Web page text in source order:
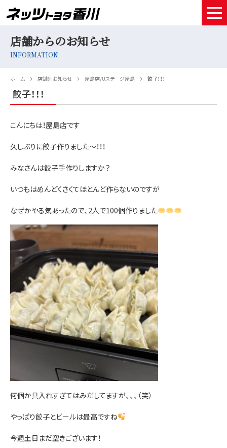
お得なお支払い
採用情報
お問い合わせ
店舗からのお知らせ
INFORMATION
ホーム 店舗別お知らせ 屋島店/Uステージ屋島 餃子！！！
餃子！！！
こんにちは！屋島店です
久しぶりに餃子作りました～！！！
みなさんは餃子手作りしますか？
いつもはめんどくさくてほとんど作らないのですが
なぜかやる気あったので、2人で100個作りました
何個か具入れすぎてはみだしてますが、、、（笑）
やっぱり餃子とビールは最高ですね
今週土日まだ空きございます！